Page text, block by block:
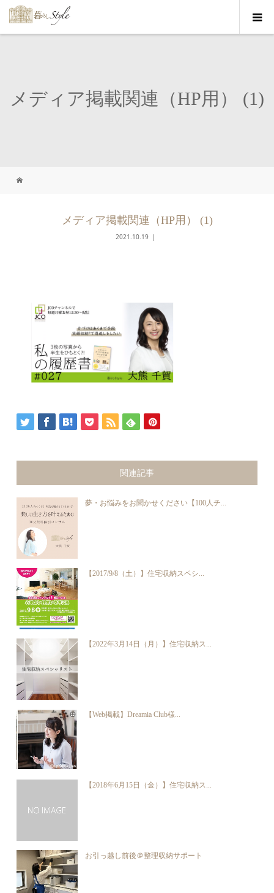
メディア掲載関連（HP用） (1)
メディア掲載関連（HP用） (1)
2021.10.19
関連記事
夢・お悩みをお聞かせください【100人チ...
【2017/9/8（土）】住宅収納スペシ...
【2022年3月14日（月）】住宅収納ス...
【Web掲載】Dreamia Club様...
【2018年6月15日（金）】住宅収納ス...
お引っ越し前後＠整理収納サポート